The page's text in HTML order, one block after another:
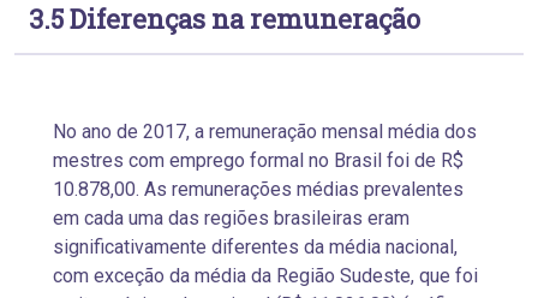
3.5 Diferenças na remuneração
No ano de 2017, a remuneração mensal média dos
mestres com emprego formal no Brasil foi de R$
10.878,00. As remunerações médias prevalentes
em cada uma das regiões brasileiras eram
significativamente diferentes da média nacional,
com exceção da média da Região Sudeste, que foi